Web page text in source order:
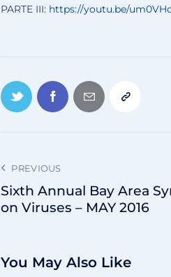
PARTE III: https://youtu.be/
PREVIOUS
Sixth Annual Bay Area
on Viruses – MAY 2016
You May Also Like